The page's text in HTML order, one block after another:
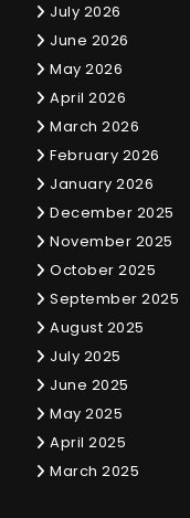
July 2026
June 2026
May 2026
April 2026
March 2026
February 2026
January 2026
December 2025
November 2025
October 2025
September 2025
August 2025
July 2025
June 2025
May 2025
April 2025
March 2025